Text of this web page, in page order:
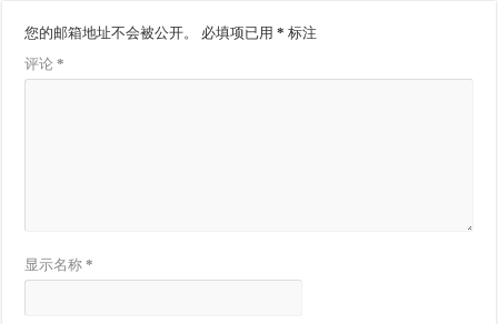
您的邮箱地址不会被公开。 必填项已用* 标注
评论*
显示名称*